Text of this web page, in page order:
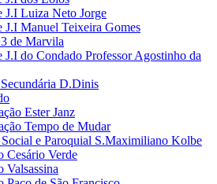
J.I Luiza Neto Jorge
J.I Manuel Teixeira Gomes
de Marvila
J.I do Condado Professor Agostinho da
D.Dinis
Ester Janz
Tempo de Mudar
e Paroquial S.Maximiliano Kolbe
Cesário Verde
Valsassina